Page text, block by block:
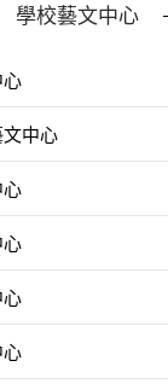
學校藝文中心
心
中心
心
心
心
心